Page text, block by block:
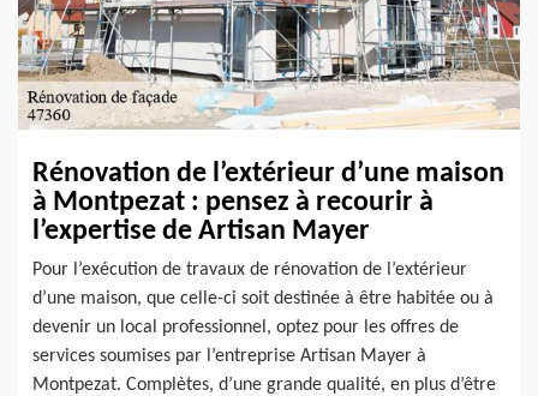
Rénovation de l’extérieur d’une maison
à Montpezat : pensez à recourir à
l’expertise de Artisan Mayer
Pour l’exécution de travaux de rénovation de l’extérieur
d’une maison, que celle-ci soit destinée à être habitée ou à
devenir un local professionnel, optez pour les offres de
services soumises par l’entreprise Artisan Mayer à
Montpezat. Complètes, d’une grande qualité, en plus d’être